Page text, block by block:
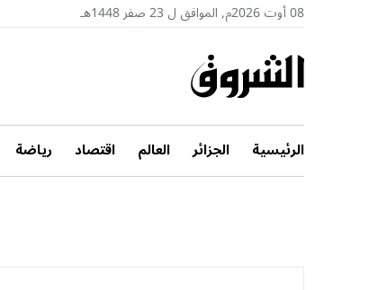
08 أوت 2026م, الموافق ل 23 صفر 1448هـ
الرئيسية الجزائر العالم اقتصاد رياضة